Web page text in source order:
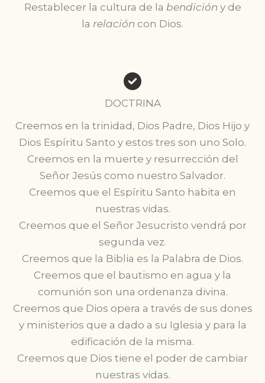
Restablecer la cultura de la bendición y de
la relación con Dios.
DOCTRINA
Creemos en la trinidad, Dios Padre, Dios Hijo y
Dios Espíritu Santo y estos tres son uno Solo.
Creemos en la muerte y resurrección del
Señor Jesús como nuestro Salvador.
Creemos que el Espíritu Santo habita en
nuestras vidas.
Creemos que el Señor Jesucristo vendrá por
segunda vez.
Creemos que la Biblia es la Palabra de Dios.
Creemos que el bautismo en agua y la
comunión son una ordenanza divina.
Creemos que Dios opera a través de sus dones
y ministerios que a dado a su Iglesia y para la
edificación de la misma.
Creemos que Dios tiene el poder de cambiar
nuestras vidas.